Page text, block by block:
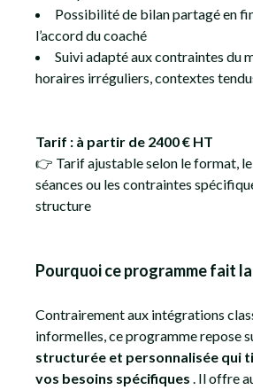
Possibilité de bilan partagé en
l’accord du coaché
Suivi adapté aux contraintes du
horaires irréguliers, contextes
Tarif : à partir de 2400 € HT
👉 Tarif ajustable selon le format,
séances ou les contraintes
structure
Pourquoi ce programme fait
Contrairement aux intégrations
informelles, ce programme repose
structurée et personnalisée qui
vos besoins spécifiques . Il offre